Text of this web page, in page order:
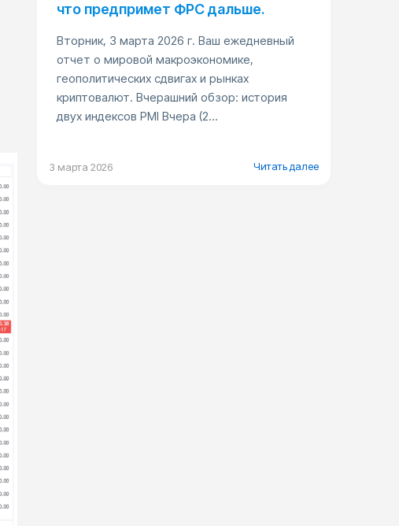
что предпримет ФРС дальше.
Вторник, 3 марта 2026 г. Ваш ежедневный
отчет о мировой макроэкономике,
геополитических сдвигах и рынках
криптовалют. Вчерашний обзор: история
двух индексов PMI Вчера (2...
3 марта 2026 Читать далее